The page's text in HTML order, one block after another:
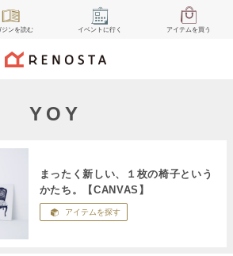
ジンを読む イベント に行く アイテムを買う
YOY
まったく新しい、１枚の椅子という
かたち。【CANVAS】
アイテムを探す